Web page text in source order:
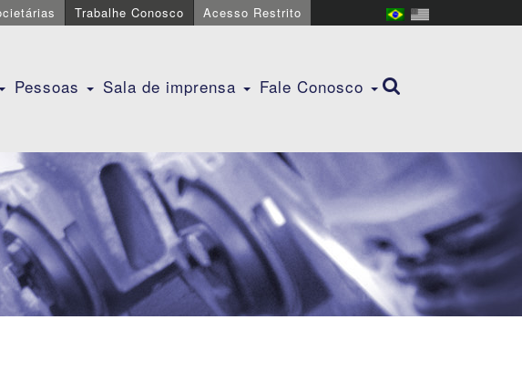
Trabalhe Conosco Acesso Restrito
Pessoas Sala de imprensa Fale Conosco